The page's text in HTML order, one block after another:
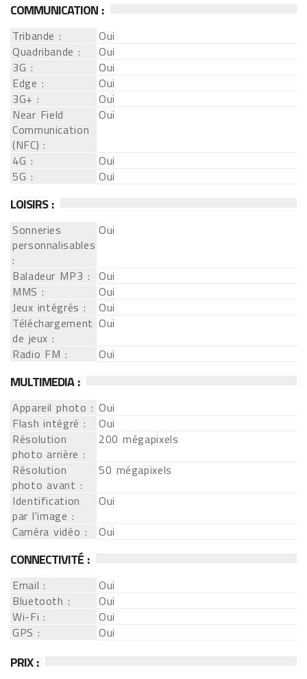
COMMUNICATION :
Tribande :
Oui
Quadribande :
Oui
3G :
Oui
Edge :
Oui
3G+ :
Oui
Near Field
Communication
(NFC) :
Oui
4G :
Oui
5G :
Oui
LOISIRS :
Sonneries
personnalisables
:
Oui
Baladeur MP3 : Oui
MMS :
Oui
Jeux intégrés :
Oui
Téléchargement
de jeux :
Oui
Radio FM :
Oui
MULTIMEDIA :
Appareil photo : Oui
Flash intégré :
Oui
Résolution
photo arrière :
200 mégapixels
Résolution
photo avant :
50 mégapixels
Identification
par l'image :
Oui
Caméra vidéo :
Oui
CONNECTIVITÉ :
Email :
Oui
Bluetooth :
Oui
Wi-Fi :
Oui
GPS :
Oui
PRIX :